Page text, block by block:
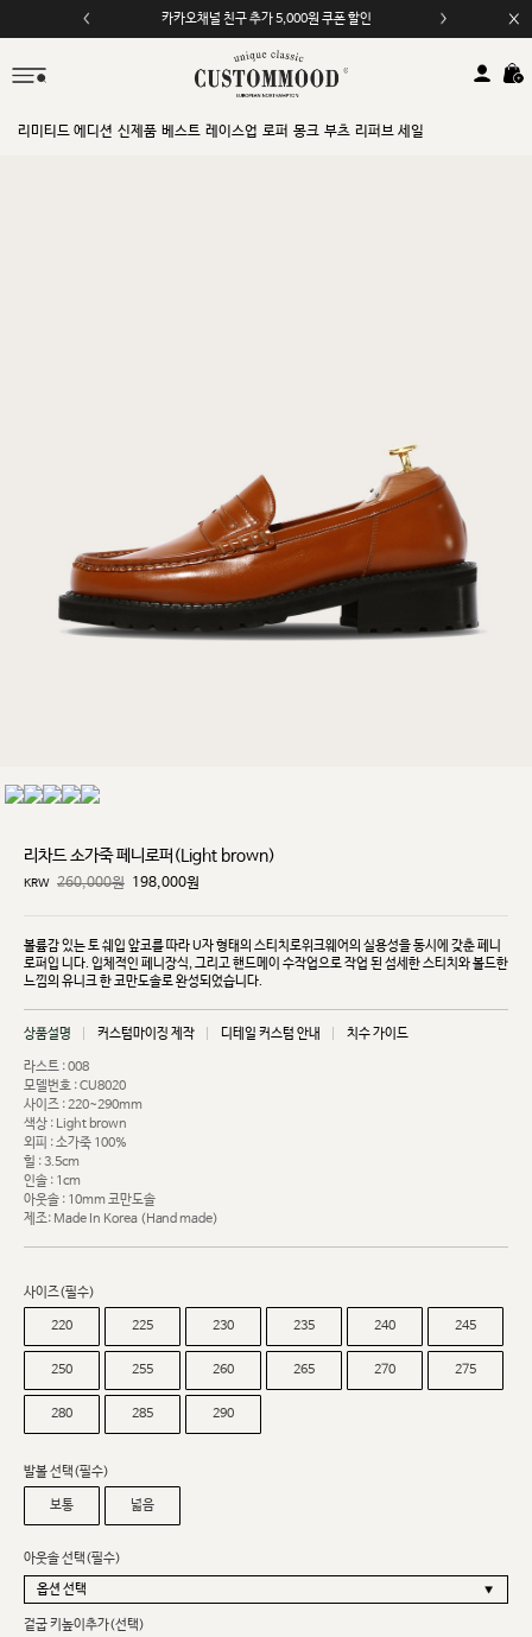
모바일 앱 자동 2,000원 할인
리미티드 에디션 신제품 베스트 레이스업 로퍼 몽크 부츠 리퍼브 세일
리차드 소가죽 페니로퍼(Light brown)
KRW 260,000원 198,000원
볼륨감 있는 토 쉐입 앞코를 따라 U자 형태의 스티치로위크웨어의 실용성을 동시에 갖춘 페니
로퍼입 니다. 입체적인 페니장식, 그리고 핸드메이 수작업으로 작업 된 섬세한 스티치와 볼드한
느낌의 유니크한 코만도솔로 완성되었습니다.
상품설명 커스텀마이징 제작 디테일 커스텀 안내 치수 가이드
라스트 : 008
모델번호 : CU8020
사이즈 : 220~290mm
색상 : Light brown
외피 : 소가죽 100%
힐 : 3.5cm
인솔 : 1cm
아웃솔 : 10mm 코만도솔
제조: Made In Korea (Hand made)
사이즈(필수)
220 225 230 235 240 245
250 255 260 265 270 275
280 285 290
발볼 선택(필수)
보통 넓음
아웃솔 선택(필수)
겉굽 키높이추가(선택)